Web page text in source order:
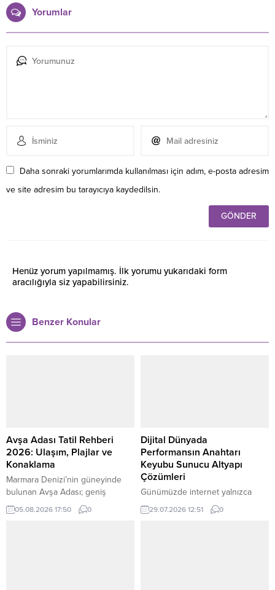
Yorumlar
Daha sonraki yorumlarımda kullanılması için adım, e-posta adresim
ve site adresim bu tarayıcıya kaydedilsin.
Henüz yorum yapılmamış. İlk yorumu yukarıdaki form
aracılığıyla siz yapabilirsiniz.
Benzer Konular
Avşa Adası Tatil Rehberi
2026: Ulaşım, Plajlar ve
Konaklama
Marmara Denizi’nin güneyinde
bulunan Avşa Adası; geniş
kumsalları, farklı bütçelere hitap
eden konaklama seçenekleri,
05.08.2026 17:50 0
Dijital Dünyada
Performansın Anahtarı
Keyubu Sunucu Altyapı
Çözümleri
Günümüzde internet yalnızca
bilgiye ulaşmanın bir yolu
olmaktan çıkmış; ticaretin,
29.07.2026 12:51 0